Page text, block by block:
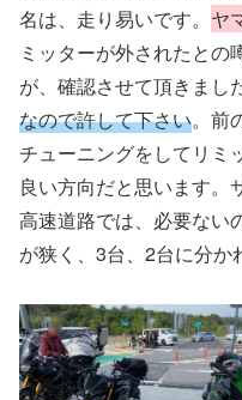
名は、走り易いです。 ヤ
ミッターが外されたとの
が、確認させて頂きまし
なので許して下さい。前
チューニングをしてリミ
良い方向だと思います。
高速道路では、必要ない
が狭く、3台、2台に分か